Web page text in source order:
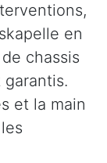
en
chassis
et la main